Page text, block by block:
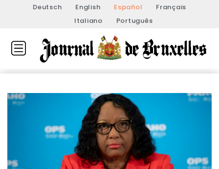
Deutsch English Español
Français
Italiano
Português